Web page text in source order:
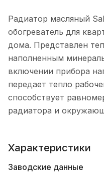
Радиатор масляный
обогреватель для
дома. Представлен
наполненным
включении прибора
передает тепло
способствует
радиатора и
Характеристики
Заводские данные